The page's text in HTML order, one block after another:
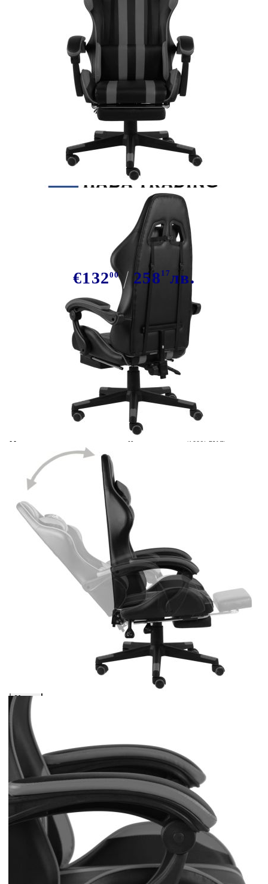
Сподели Tweet
Геймърски стол с подложка за
крака черно/сиво изкуствена кожа
€13200 258 17лв.
В наличност: 72 бр.
Време за доставка: 5 до 9 дни
Безплатна доставка до адрес при плащане по банков път
Черен и сив
Материал:
Изкуствена кожа (100% PVC),
EAN code:
Височина на облегалката:
Размери на седалката:
35 x 41 см (Ш х Д)
Височината на седалката от
земята:
41-51 см
Размери (изправен):
62 x 69 x (115-130) см (Ш x Д x В)
Височина на подлакътника от
седалката:
22 см
Купи на изплащане
Геймърски стол с подложка за крака черно/сиво
Please select credit institution
€132.00
Extraction of information from credit institutions
Предоставената таблица е с информационна цел.
Добавете продукта в количката си с бутона "Добави в
количката" и при поръчка ще можете да изберете броя
Acest tabel are caracter informativ. Adăugați produsul în
coșul de cumpărături unde veți putea selecta detaliile
cererii de creditare.
Предоставената таблица е с информационна цел.
Добавете продукта в количката си с бутона "Добави в
количката" и при поръчка ще можете да изберете броя
вноски на кредита.
Предоставената таблица е с информационна цел.
Добавете продукта в количката си с бутона "Добави в
количката" и при поръчка ще можете да изберете броя
вноски на кредита.
Предоставената таблица е с информационна цел.